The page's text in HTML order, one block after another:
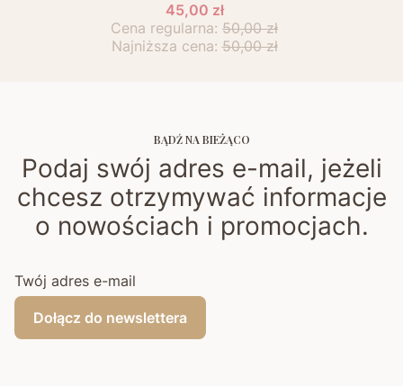
45,00 zł
Cena regularna: 50,00 zł
Najniższa cena: 50,00 zł
BĄDŹ NA BIEŻĄCO
Podaj swój adres e-mail, jeżeli
chcesz otrzymywać informacje
o nowościach i promocjach.
Twój adres e-mail
Dołącz do newslettera